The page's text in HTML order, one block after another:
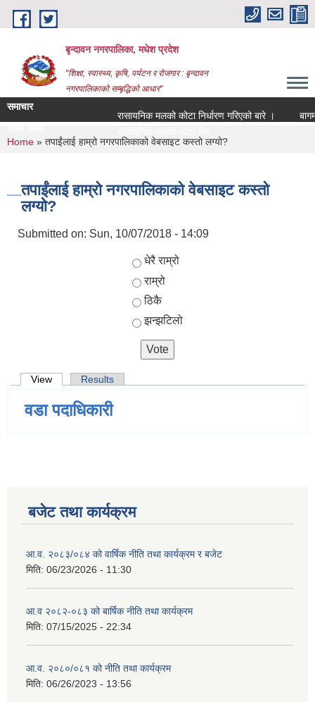
Skip to main content
बृन्दावन नगरपालिका, मधेश प्रदेश
"शिक्षा, स्वास्थ्य, कृषि, पर्यटन र रोजगार : बृन्दावन
नगरपालिकाको सम्बृद्धिको आधार"
समाचार
रासायनिक मलको कोटा निर्धारण गरिएको बारे ।
You are here
Home » तपाईंलाई हाम्रो नगरपालिकाको वेबसाइट कस्तो लग्यो?
तपाईंलाई हाम्रो नगरपालिकाको वेबसाइट कस्तो
लग्यो?
Submitted on: Sun, 10/07/2018 - 14:09
Choices
धेरै राम्रो
राम्रो
ठिकै
झन्झटिलो
Primary tabs
View (active tab)
Results
वडा पदाधिकारी
बजेट तथा कार्यक्रम
आ.व. २०८३/०८४ को वार्षिक नीति तथा कार्यक्रम र बजेट
मिति: 06/23/2026 - 11:30
आ.व २०८२-०८३ को बार्षिक नीति तथा कार्यक्रम
मिति: 07/15/2025 - 22:34
आ.व. २०८०/०८१ को नीति तथा कार्यक्रम
मिति: 06/26/2023 - 13:56